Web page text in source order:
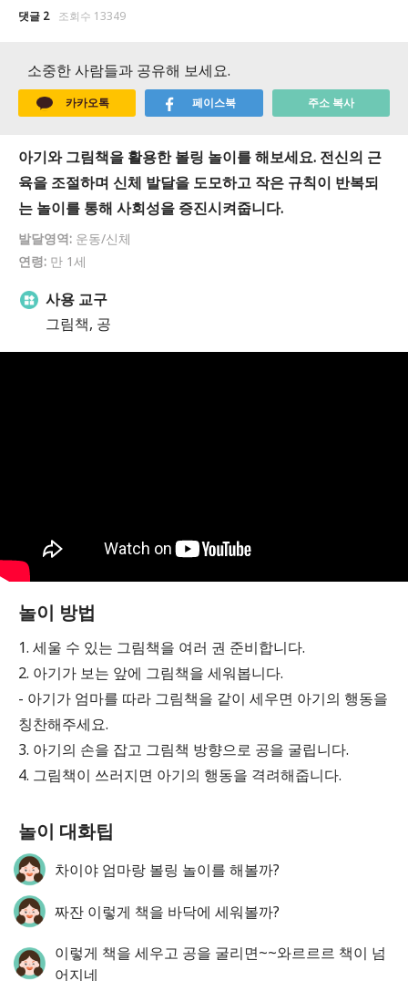
댓글 2 조회수 13349
소중한 사람들과 공유해 보세요.
카카오톡 페이스북 주소 복사
아기와 그림책을 활용한 볼링 놀이를 해보세요. 전신의 근
육을 조절하며 신체 발달을 도모하고 작은 규칙이 반복되
는 놀이를 통해 사회성을 증진시켜줍니다.
발달영역: 운동/신체
연령: 만 1세
사용 교구
그림책, 공
놀이 방법
1. 세울 수 있는 그림책을 여러 권 준비합니다.
2. 아기가 보는 앞에 그림책을 세워봅니다.
- 아기가 엄마를 따라 그림책을 같이 세우면 아기의 행동을
칭찬해주세요.
3. 아기의 손을 잡고 그림책 방향으로 공을 굴립니다.
4. 그림책이 쓰러지면 아기의 행동을 격려해줍니다.
놀이 대화팁
차이야 엄마랑 볼링 놀이를 해볼까?
짜잔 이렇게 책을 바닥에 세워볼까?
이렇게 책을 세우고 공을 굴리면~~와르르르 책이 넘
어지네